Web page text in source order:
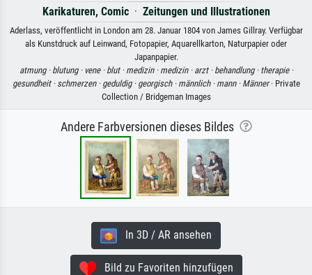
Karikaturen, Comic· Zeitungen und Illustrationen
Aderlass, veröffentlicht in London am 28. Januar 1804 von James Gillray. Verfügbar
als Kunstdruck auf Leinwand, Fotopapier, Aquarellkarton, Naturpapier oder
Japanpapier.
atmung · blutung · vene · blut · medizin · medizin · arzt · behandlung · therapie ·
gesundheit · schmerzen · geduldig · georgisch · männlich · mann · Männer· Private
Collection / Bridgeman Images
Andere Farbversionen dieses Bildes
In 3D / AR ansehen
Bild zu Favoriten hinzufügen